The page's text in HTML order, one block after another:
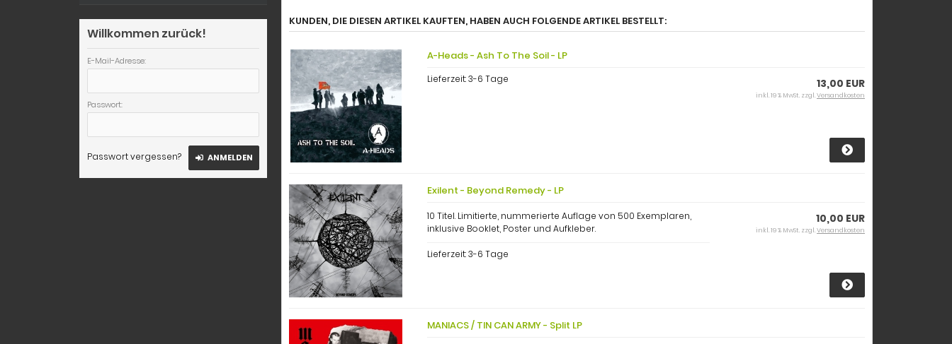
KUNDEN, DIE DIESEN ARTIKEL KAUFTEN, HABEN AUCH FOLGENDE ARTIKEL BESTELLT:
A-Heads - Ash To The Soil - LP
Lieferzeit:3-6 Tage 13,00 EUR
inkl. 19 % MwSt. zzgl.Versandkosten
Exilent - Beyond Remedy - LP
10 Titel. Limitierte, nummerierte Auflage von 500 Exemplaren,
inklusive Booklet, Poster und Aufkleber.
Lieferzeit:3-6 Tage
10,00 EUR
inkl. 19 % MwSt. zzgl.Versandkosten
MANIACS / TIN CAN ARMY - Split LP
Willkommen zurück!
E-Mail-Adresse:
Passwort:
Passwort vergessen? ANMELDEN